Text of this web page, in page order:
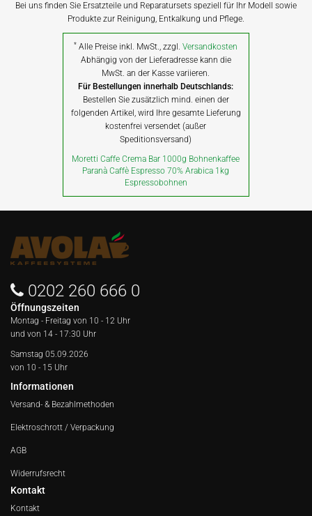
Bei uns finden Sie Ersatzteile und Reparatursets speziell für Ihr Modell sowie
Produkte zur Reinigung, Entkalkung und Pflege.
* Alle Preise inkl. MwSt., zzgl.Versandkosten
Abhängig von der Lieferadresse kann die
MwSt. an der Kasse variieren.
Für Bestellungen innerhalb Deutschlands:
Bestellen Sie zusätzlich mind. einen der
folgenden Artikel, wird Ihre gesamte Lieferung
kostenfrei versendet (außer
Speditionsversand)
Moretti Caffe Crema Bar 1000g Bohnenkaffee
Paranà Caffè Espresso 70% Arabica 1kg
Espressobohnen
0202 260 666 0
Öffnungszeiten
Montag - Freitag von 10 - 12 Uhr
und von 14 - 17:30 Uhr
Samstag 05.09.2026
von 10 - 15 Uhr
Informationen
Versand- & Bezahlmethoden
Elektroschrott / Verpackung
AGB
Widerrufsrecht
Kontakt
Kontakt